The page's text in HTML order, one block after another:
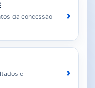
da concessão
›
e
›